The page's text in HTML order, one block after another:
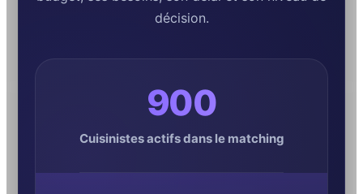
décision.
900
Cuisinistes actifs dans le matching